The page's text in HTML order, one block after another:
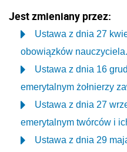
Jest zmieniany przez:
Ustawa z dnia 27
obowiązków nauczyciela.
Ustawa z dnia 16
emerytalnym żołnierzy
Ustawa z dnia 27
emerytalnym twórców i
Ustawa z dnia 29